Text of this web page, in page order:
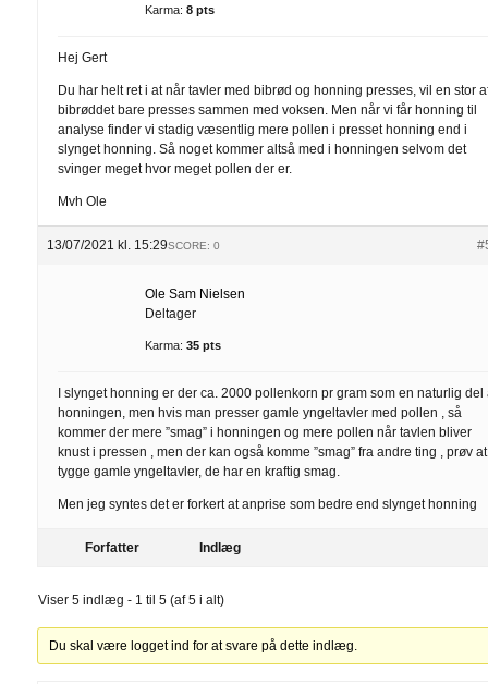
Karma: 8 pts
Hej Gert
Du har helt ret i at når tavler med bibrød og honning presses, vil en stor
bibrøddet bare presses sammen med voksen. Men når vi får honning til
analyse finder vi stadig væsentlig mere pollen i presset honning end i
slynget honning. Så noget kommer altså med i honningen selvom det
svinger meget hvor meget pollen der er.
Mvh Ole
13/07/2021 kl. 15:29SCORE: 0
Ole Sam Nielsen
Deltager
Karma: 35 pts
I slynget honning er der ca. 2000 pollenkorn pr gram som en naturlig del
honningen, men hvis man presser gamle yngeltavler med pollen , så
kommer der mere ”smag” i honningen og mere pollen når tavlen bliver
knust i pressen , men der kan også komme ”smag” fra andre ting , prøv at
tygge gamle yngeltavler, de har en kraftig smag.
Men jeg syntes det er forkert at anprise som bedre end slynget honning
Forfatter Indlæg
Viser 5 indlæg - 1 til 5 (af 5 i alt)
Du skal være logget ind for at svare på dette indlæg.